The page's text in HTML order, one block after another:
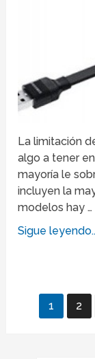
La limitación
algo a tener
mayoría le
incluyen la
modelos hay …
Sigue
1 2